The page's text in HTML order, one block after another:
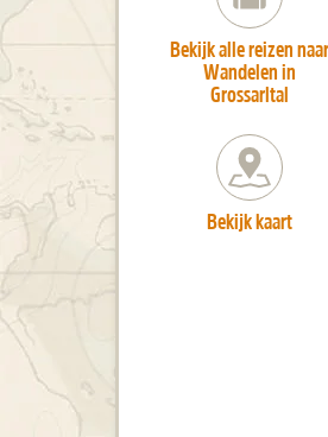
Bekijk alle reizen naar
Wandelen in
Grossarltal
Bekijk kaart